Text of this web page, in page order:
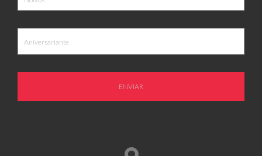
ENVIAR